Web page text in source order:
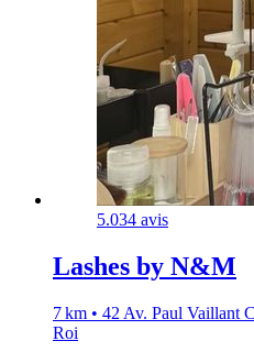
5.034 avis
Lashes by N&M
7 km • 42 Av. Paul Vaillant
Roi